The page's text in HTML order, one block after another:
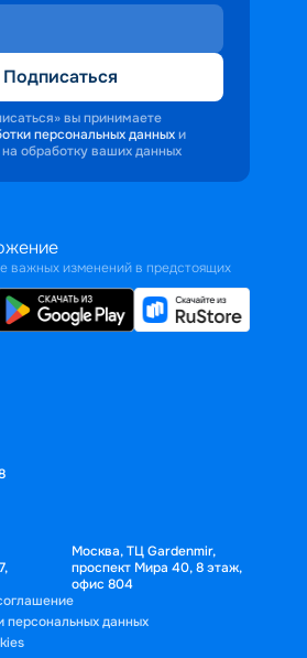
Подписаться
вы принимаете
персональных данных и
обработку ваших данных
важных изменений в предстоящих
Москва, ТЦ Gardenmir,
проспект Мира 40, 8 этаж,
офис 804
персональных данных